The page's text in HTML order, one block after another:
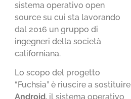
sistema operativo open
source su cui sta lavorando
dal 2016 un gruppo di
ingegneri della società
californiana.
Lo scopo del progetto
“Fuchsia” è riuscire a sostituire
Android, il sistema operativo